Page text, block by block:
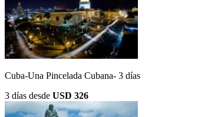
Cuba-Una Pincelada Cubana- 3 días
3 días desde USD 326